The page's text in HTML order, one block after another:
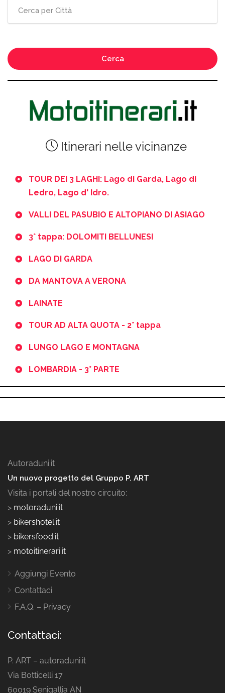
Cerca
Itinerari nelle vicinanze
TOUR DEI 3 LAGHI: Lago di Garda, Lago di
Ledro, Lago d' Idro.
VALLI DEL PASUBIO E ALTOPIANO DI ASIAGO
3° tappa: DOLOMITI BELLUNESI
LAGO DI GARDA
DA MANTOVA A VERONA
LAINATE
TOUR AD ALTA QUOTA - 2° tappa
LUNGO LAGO E MONTAGNA
LOMBARDIA - 3° PARTE
Autoraduni.it
Un nuovo progetto del Gruppo P. ART
Visita i portali del nostro circuito:
> motoraduni.it
> bikershotel.it
> bikersfood.it
> motoitinerari.it
Aggiungi Evento
Contattaci
F.A.Q. – Privacy
Contattaci:
P. ART – autoraduni.it
Via Botticelli 17
60019 Senigallia AN